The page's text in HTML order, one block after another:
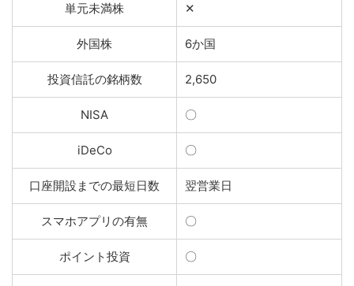
単元未満株 ✕
外国株 6か国
投資信託の銘柄数 2,650
NISA 〇
iDeCo 〇
口座開設までの最短日数 翌営業日
スマホアプリの有無 〇
ポイント投資 〇